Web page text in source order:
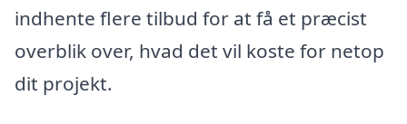
indhente flere tilbud for at få et præcist
overblik over, hvad det vil koste for netop
dit projekt.